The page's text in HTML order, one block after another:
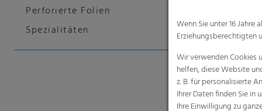
Der
Perforierte Folien
Spezialitäten
Wenn Sie unter 16
Erziehungsberechtigten
Wir verwenden Cookies
helfen, diese Website
z. B. für personalisierte
Ihrer Daten finden Sie in
Ihre Einwilligung zu